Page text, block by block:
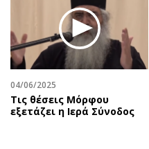
04/06/2025
Τις θέσεις Μόρφου
εξετάζει η Ιερά Σύνοδος